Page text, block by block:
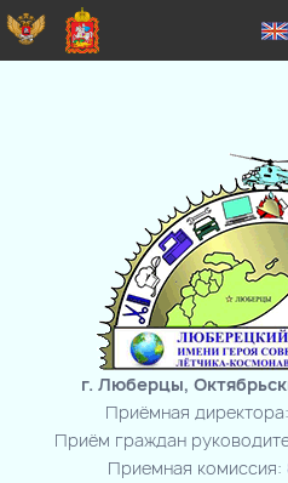
г. Люберцы,
Приёмная директора:
Приём граждан
Приемная комиссия: